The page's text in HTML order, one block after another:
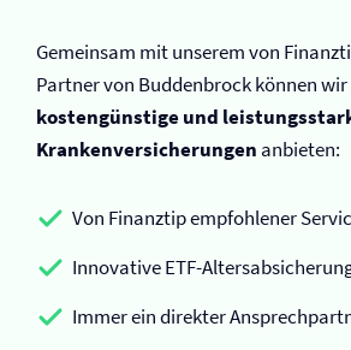
Gemeinsam mit unserem von
Partner von Buddenbrock können wir
kostengünstige und
Kranken­versicherungen anbieten:
Von Finanztip empfohlener
Innovative ETF-
Immer ein direkter